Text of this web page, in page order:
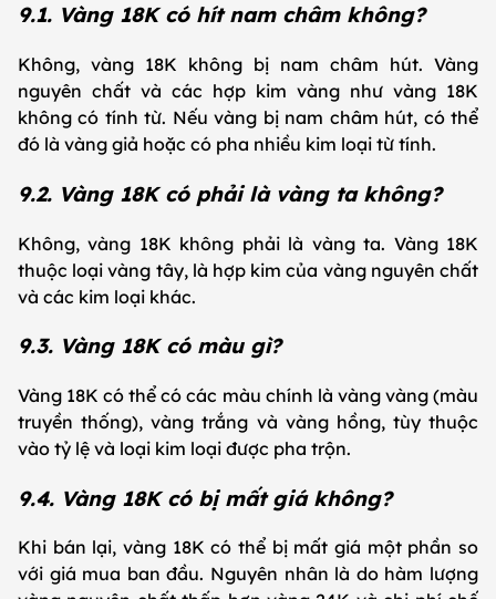
9.1. Vàng 18K có hít nam châm không?
Không, vàng 18K không bị nam châm hút. Vàng
nguyên chất và các hợp kim vàng như vàng 18K
không có tính từ. Nếu vàng bị nam châm hút, có thể
đó là vàng giả hoặc có pha nhiều kim loại từ tính.
9.2. Vàng 18K có phải là vàng ta không?
Không, vàng 18K không phải là vàng ta. Vàng 18K
thuộc loại vàng tây, là hợp kim của vàng nguyên chất
và các kim loại khác.
9.3. Vàng 18K có màu gì?
Vàng 18K có thể có các màu chính là vàng vàng (màu
truyền thống), vàng trắng và vàng hồng, tùy thuộc
vào tỷ lệ và loại kim loại được pha trộn.
9.4. Vàng 18K có bị mất giá không?
Khi bán lại, vàng 18K có thể bị mất giá một phần so
với giá mua ban đầu. Nguyên nhân là do hàm lượng